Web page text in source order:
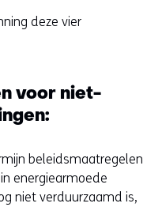
deze vier
voor niet-
beleidsmaatregelen
energiearmoede
niet verduurzaamd is,